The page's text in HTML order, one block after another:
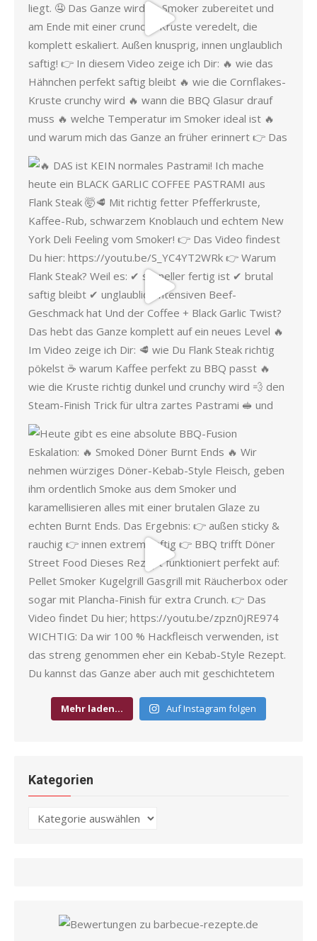
Mehr laden… Auf Instagram folgen
Kategorien
Kategorien